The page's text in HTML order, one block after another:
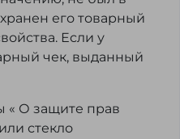
его товарный
Если у
чек, выданный
« О защите прав
стекло